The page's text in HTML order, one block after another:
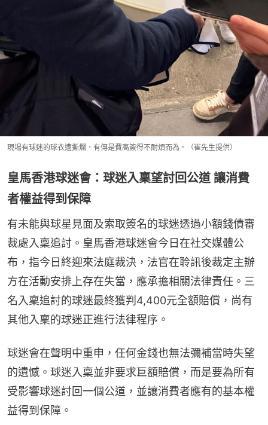
現場有球迷的球衣遭撕爛，有傳是費高簽得不耐煩而為。（崔先生提供）
皇馬香港球迷會：球迷入稟望討回公道 讓消費
者權益得到保障
有未能與球星見面及索取簽名的球迷透過小額錢債審
裁處入稟追討。皇馬香港球迷會今日在社交媒體公
布，指今日終迎來法庭裁決，法官在聆訊後裁定主辦
方在活動安排上存在失當，應承擔相關法律責任。三
名入稟追討的球迷最終獲判4,400元全額賠償，尚有
其他入稟的球迷正進行法律程序。
球迷會在聲明中重申，任何金錢也無法彌補當時失望
的遺憾。球迷入稟並非要求巨額賠償，而是要為所有
受影響球迷討回一個公道，並讓消費者應有的基本權
益得到保障。